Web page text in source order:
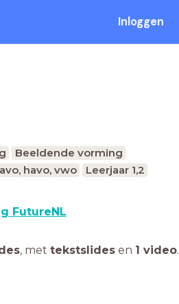
Inloggen
Beeldende vorming
havo, vwo Leerjaar 1,2
FutureNL
, met tekstslides en 1 video.